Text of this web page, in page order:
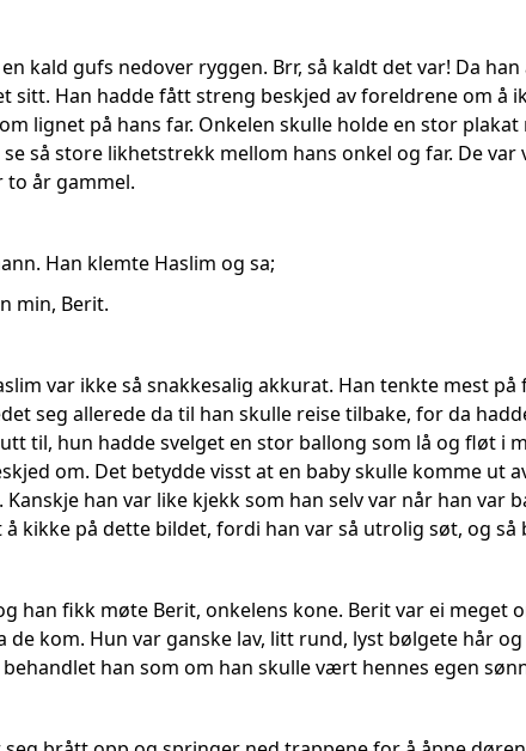
kald gufs nedover ryggen. Brr, så kaldt det var! Da
sitt. Han hadde fått streng beskjed av foreldrene om å
lignet på hans far. Onkelen skulle holde en stor plakat
så store likhetstrekk mellom hans onkel og far. De var
to år gammel.
Han klemte Haslim og sa;
min, Berit.
var ikke så snakkesalig akkurat. Han tenkte mest
seg allerede da til han skulle reise tilbake, for da
til, hun hadde svelget en stor ballong som lå og fløt i
om. Det betydde visst at en baby skulle komme ut
han var like kjekk som han selv var når han var
å kikke på dette bildet, fordi han var så utrolig søt, og så
han fikk møte Berit, onkelens kone. Berit var ei meget
kom. Hun var ganske lav, litt rund, lyst bølgete hår
han som om han skulle vært hennes egen